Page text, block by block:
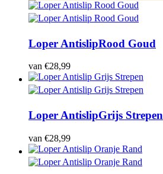
Loper AntislipRood Goud
van €28,99
Loper AntislipGrijs Strepen
van €28,99